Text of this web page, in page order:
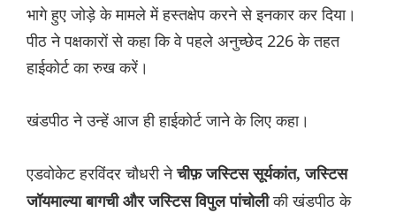
भागे हुए जोड़े के मामले में हस्तक्षेप करने से इनकार कर दिया।
पीठ ने पक्षकारों से कहा कि वे पहले अनुच्छेद 226 के तहत
हाईकोर्ट का रुख करें।
खंडपीठ ने उन्हें आज ही हाईकोर्ट जाने के लिए कहा।
एडवोकेट हरविंदर चौधरी नेचीफ़ जस्टिस सूर्यकांत, जस्टिस
जॉयमाल्या बागची और जस्टिस विपुल पांचोलीकी खंडपीठ के